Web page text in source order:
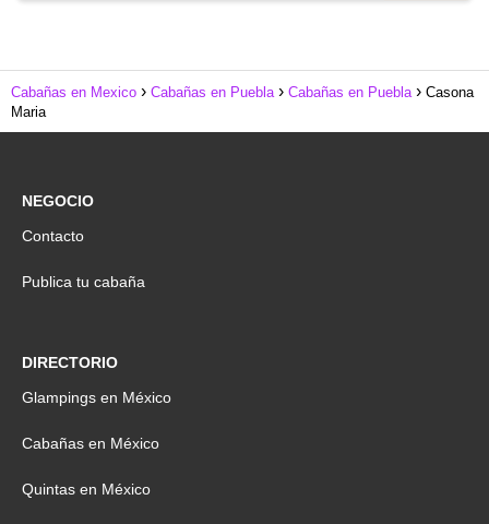
Cabañas en Mexico Cabañas en Puebla Cabañas en Puebla
Casona
Maria
NEGOCIO
Contacto
Publica tu cabaña
DIRECTORIO
Glampings en México
Cabañas en México
Quintas en México